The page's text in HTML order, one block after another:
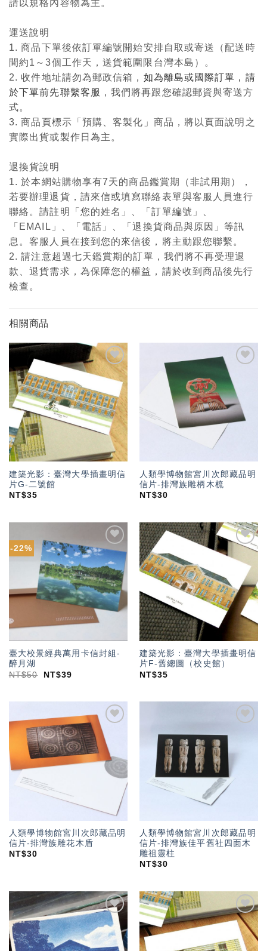
請以規格內容物為主。
運送說明
1. 商品下單後依訂單編號開始安排自取或寄送（配送時
間約1～3個工作天，送貨範圍限台灣本島）。
2. 收件地址請勿為郵政信箱， 如為離島或國際訂單，請
於下單前先聯繫客服 ，我們將再跟您確認郵資與寄送方
式。
3. 商品頁標示「預購、客製化」商品，將以頁面說明之
實際出貨或製作日為主。
退換貨說明
1. 於本網站購物享有7天的商品鑑賞期（非試用期），
若要辦理退貨，請來信或填寫聯絡表單與客服人員進行
聯絡。請註明「您的姓名」、「訂單編號」、
「EMAIL」、「電話」、「退換貨商品與原因」等訊
息。客服人員在接到您的來信後，將主動跟您聯繫。
2. 請注意超過七天鑑賞期的訂單，我們將不再受理退
款、退貨需求，為保障您的權益，請於收到商品後先行
檢查。
相關商品
加入
「願
望輕
單」
建築光影：臺灣大學插畫明信
片G-二號館
NT$35
單」
人類學博物館宮川次郎藏品明
信片-排灣族雕柄木梳
NT$30
-22%
加入
「願
望輕
單」
臺大校景經典萬用卡信封組-
醉月湖
NT$50 NT$39
加入
「願
望輕
單」
建築光影：臺灣大學插畫明信
片F-舊總圖（校史館）
NT$35
望輕
單」
人類學博物館宮川次郎藏品明
信片-排灣族雕花木盾
NT$30
人類學博物館宮川次郎藏品明
信片-排灣族佳平舊社四面木
雕祖靈柱
NT$30
加入
「願
望輕
單」
加入
「願
望輕
單」